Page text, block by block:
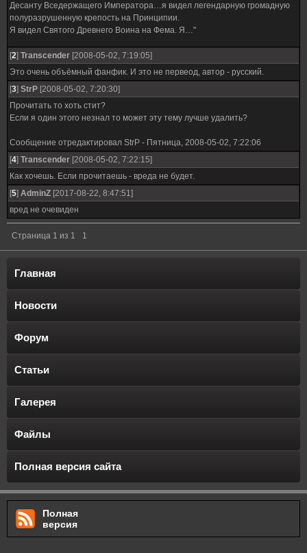
Десанту Вседержащего Императора…я видел легендарную громадную
полуразрушенную крепость на Принципии.
Я видел Святого Древнего Воина на Фема. Я…"
[2] Transcender [2008-05-02, 7:19:05]
Это очень объёмный фанфик. И это не первеод, автор - русский.
[3] StrP [2008-05-02, 7:20:30]
Прочитать то хоть стит?
Если я один этого незнал то может эту тему лучше удалить?
Сообщение отредактировал StrP - Пятница, 2008-05-02, 7:22:06
[4] Transcender [2008-05-02, 7:22:15]
Как хочешь. Если прочитаешь - вреда не будет.
[5] AdminZ [2017-08-22, 8:47:51]
вред не очевиден
Страница 1 из 1 1
Главная
Новости
Форум
Статьи
Галерея
Файлы
Полная версия сайта
Полная
версия